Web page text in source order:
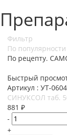
Фильтр
По популярности
По рецепту.
Быстрый
Артикул : УТ-
СИНУКСОЛ таб.
881 ₽
-
+